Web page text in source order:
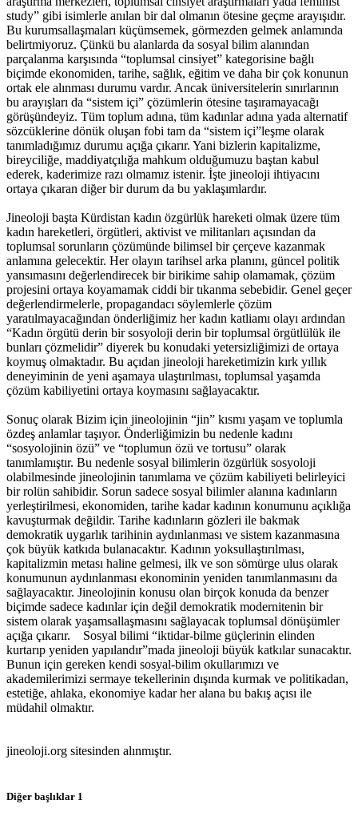
study” gibi isimlerle anılan bir dal olmanın ötesine geçme arayışıdır.
Bu kurumsallaşmaları küçümsemek, görmezden gelmek anlamında
belirtmiyoruz. Çünkü bu alanlarda da sosyal bilim alanından
parçalanma karşısında “toplumsal cinsiyet” kategorisine bağlı
biçimde ekonomiden, tarihe, sağlık, eğitim ve daha bir çok konunun
ortak ele alınması durumu vardır. Ancak üniversitelerin sınırlarının
bu arayışları da “sistem içi” çözümlerin ötesine taşıramayacağı
görüşündeyiz. Tüm toplum adına, tüm kadınlar adına yada alternatif
sözcüklerine dönük oluşan fobi tam da “sistem içi”leşme olarak
tanımladığımız durumu açığa çıkarır. Yani bizlerin kapitalizme,
bireyciliğe, maddiyatçılığa mahkum olduğumuzu baştan kabul
ederek, kaderimize razı olmamız istenir. İşte jineoloji ihtiyacını
ortaya çıkaran diğer bir durum da bu yaklaşımlardır.
Jineoloji başta Kürdistan kadın özgürlük hareketi olmak üzere tüm
kadın hareketleri, örgütleri, aktivist ve militanları açısından da
toplumsal sorunların çözümünde bilimsel bir çerçeve kazanmak
anlamına gelecektir. Her olayın tarihsel arka planını, güncel politik
yansımasını değerlendirecek bir birikime sahip olamamak, çözüm
projesini ortaya koyamamak ciddi bir tıkanma sebebidir. Genel geçer
değerlendirmelerle, propagandacı söylemlerle çözüm
yaratılmayacağından önderliğimiz her kadın katliamı olayı ardından
“Kadın örgütü derin bir sosyoloji derin bir toplumsal örgütlülük ile
bunları çözmelidir” diyerek bu konudaki yetersizliğimizi de ortaya
koymuş olmaktadır. Bu açıdan jineoloji hareketimizin kırk yıllık
deneyiminin de yeni aşamaya ulaştırılması, toplumsal yaşamda
çözüm kabiliyetini ortaya koymasını sağlayacaktır.
Sonuç olarak Bizim için jineolojinin “jin” kısmı yaşam ve toplumla
özdeş anlamlar taşıyor. Önderliğimizin bu nedenle kadını
“sosyolojinin özü” ve “toplumun özü ve tortusu” olarak
tanımlamıştır. Bu nedenle sosyal bilimlerin özgürlük sosyoloji
olabilmesinde jineolojinin tanımlama ve çözüm kabiliyeti belirleyici
bir rolün sahibidir. Sorun sadece sosyal bilimler alanına kadınların
yerleştirilmesi, ekonomiden, tarihe kadar kadının konumunu açıklığa
kavuşturmak değildir. Tarihe kadınların gözleri ile bakmak
demokratik uygarlık tarihinin aydınlanması ve sistem kazanmasına
çok büyük katkıda bulanacaktır. Kadının yoksullaştırılması,
kapitalizmin metası haline gelmesi, ilk ve son sömürge ulus olarak
konumunun aydınlanması ekonominin yeniden tanımlanmasını da
sağlayacaktır. Jineolojinin konusu olan birçok konuda da benzer
biçimde sadece kadınlar için değil demokratik modernitenin bir
sistem olarak yaşamsallaşmasını sağlayacak toplumsal dönüşümler
açığa çıkarır. Sosyal bilimi “iktidar-bilme güçlerinin elinden
kurtarıp yeniden yapılandır”mada jineoloji büyük katkılar sunacaktır.
Bunun için gereken kendi sosyal-bilim okullarımızı ve
akademilerimizi sermaye tekellerinin dışında kurmak ve politikadan,
estetiğe, ahlaka, ekonomiye kadar her alana bu bakış açısı ile
müdahil olmaktır.
jineoloji.org sitesinden alınmıştır.
Diğer başlıklar 1